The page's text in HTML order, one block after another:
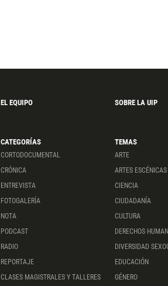
EL EQUIPO SOBRE LA UIP
CATEGORÍAS
CORTODOCUMENTAL
CRÓNICA
ENTREVISTA
FOTOGALERÍA
NOTA
PODCAST
RADIO
REPORTAJE
CLASES MAGISTRALES Y TALLERES
TEMAS
ARTE
ARTES ESCÉNICAS
CIENCIA
CIUDADANÍA
CULTURA
DERECHOS
DIVERSIDAD
EDUCACIÓN
GÉNERO